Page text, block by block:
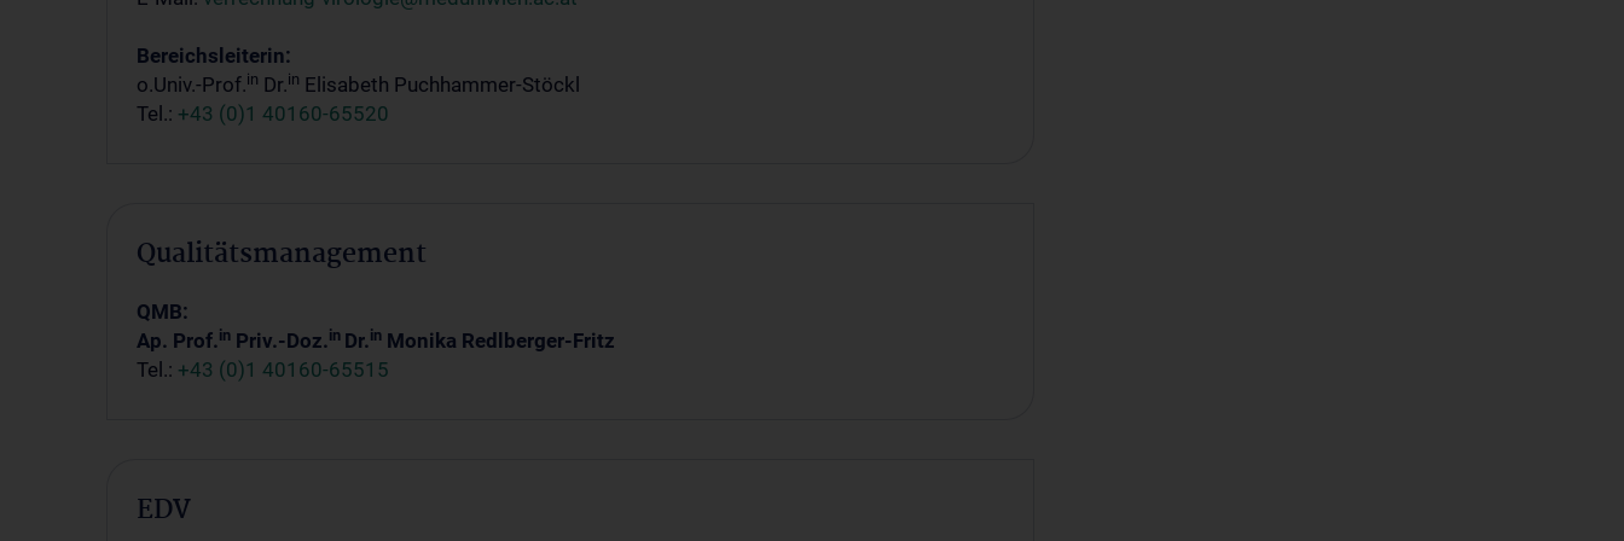
Bereichsleiterin:
o.Univ.-Prof.in Dr.in Elisabeth Puchhammer-Stöckl
Tel.: +43 (0)1 40160-65520
Qualitätsmanagement
QMB:
Ap. Prof.in Priv.-Doz.in Dr.in Monika Redlberger-Fritz
Tel.: +43 (0)1 40160-65515
EDV